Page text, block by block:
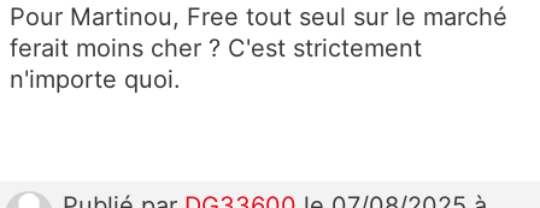
Pour Martinou, Free tout seul sur le marché
ferait moins cher ? C'est strictement
n'importe quoi.